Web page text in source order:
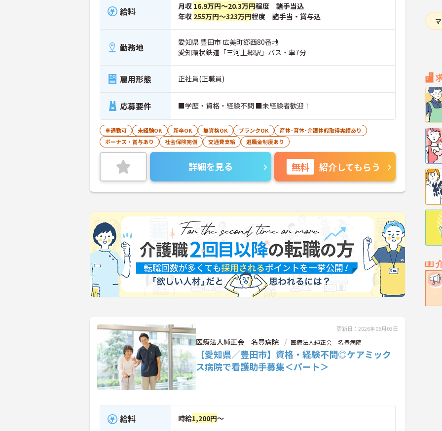
給料 月収 16.9万円～20.3万円程度 諸手当込
年収 255万円～323万円程度 諸手当・賞与込
勤務地
愛知県 豊田市 広美町郷西80番地
愛知環状鉄道「三河上郷駅」バス・車7分
雇用形態 正社員(正職員)
応募要件 ■学歴・資格・経験不問 ■未経験者歓迎！
車通勤可 未経験OK 新卒OK 無資格OK ブランクOK
産休･育休･介護休暇取得実績あり
ボーナス・賞与あり
社会保険完備 交通費支給 退職金制度あり
詳細を見る 無料 紹介してもらう
更新日：2026年06月03日
医療法人純正会 名豊病院 医療法人純正会 名豊病院
【愛知県／豊田市】資格・経験不問◎ケアミック
ス病院で看護助手募集＜パート＞
給料 時給1,200円～